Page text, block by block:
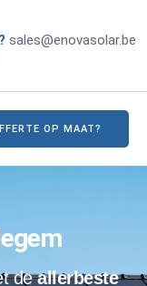
sales@enovasolar.be
OP MAAT?
deallerbeste